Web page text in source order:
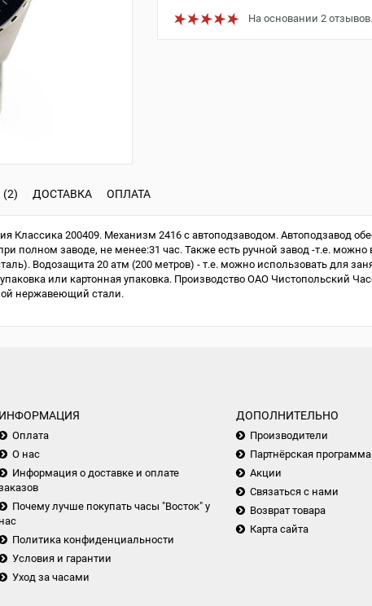
На основании 2 отзывов.
ДОСТАВКА ОПЛАТА
200409. Механизм 2416 с автоподзаводом. Автоподзавод
полном заводе, не менее:31 час. Также есть ручной завод -т.е.
Водозащита 20 атм (200 метров) - т.е. можно использовать для
или картонная упаковка. Производство ОАО Чистопольский
нержавеющий стали.
ИНФОРМАЦИЯ
Оплата
О нас
Информация о доставке и оплате
Почему лучше покупать часы "Восток" у
нас
Политика конфиденциальности
Условия и гарантии
Уход за часами
ДОПОЛНИТЕЛЬНО
Производители
Партнёрская программа
Акции
Связаться с нами
Возврат товара
Карта сайта